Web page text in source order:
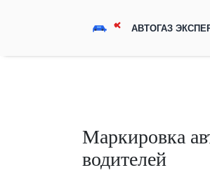
Маркировка
водителей